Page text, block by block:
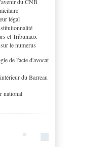
légal
et Tribunaux
le numerus
de l'acte d'avocat
du Barreau
national